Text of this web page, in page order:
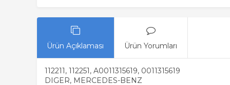
Ürün Açıklaması Ürün Yorumları
112211, 112251, A0011315619, 0011315619
DIGER, MERCEDES-BENZ